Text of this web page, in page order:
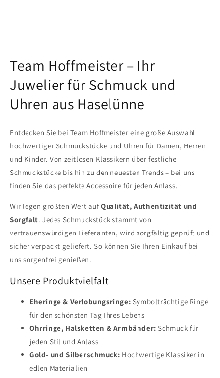
Team Hoffmeister – Ihr
Juwelier für Schmuck und
Uhren aus Haselünne
Entdecken Sie bei Team Hoffmeister eine große Auswahl
hochwertiger Schmuckstücke und Uhren für Damen, Herren
und Kinder. Von zeitlosen Klassikern über festliche
Schmuckstücke bis hin zu den neuesten Trends – bei uns
finden Sie das perfekte Accessoire für jeden Anlass.
Wir legen größten Wert aufQualität, Authentizität und
Sorgfalt. Jedes Schmuckstück stammt von
vertrauenswürdigen Lieferanten, wird sorgfältig geprüft und
sicher verpackt geliefert. So können Sie Ihren Einkauf bei
uns sorgenfrei genießen.
Unsere Produktvielfalt
Eheringe & Verlobungsringe: Symbolträchtige Ringe
für den schönsten Tag Ihres Lebens
Ohrringe, Halsketten & Armbänder: Schmuck für
jeden Stil und Anlass
Gold- und Silberschmuck: Hochwertige Klassiker in
edlen Materialien